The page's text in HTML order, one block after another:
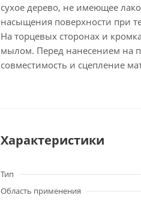
сухое дерево, не имеющее
насыщения поверхности при
На торцевых сторонах и
мылом. Перед нанесением на
совместимость и сцепление
Характеристики
Тип
Область применения